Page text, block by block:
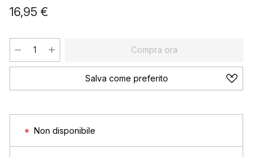
16,95 €
Compra ora
Salva come preferito
Non disponibile